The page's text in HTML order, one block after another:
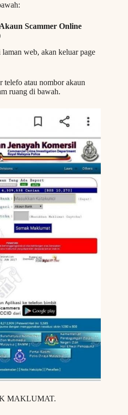
Scammer Online
web, akan keluar page
telefo atau nombor akaun
ruang di bawah.
MAKLUMAT.